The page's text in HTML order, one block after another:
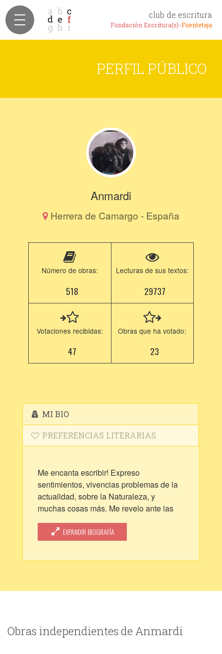
club de escritura
Fundación Escritura(s)-Fuentetaja
PERFIL PÚBLICO
Anmardi
Herrera de Camargo - España
Número de obras:
518
Lecturas de sus textos:
29737
Votaciones recibidas:
47
Obras que ha votado:
23
MI BIO
PREFERENCIAS LITERARIAS
Me encanta escribir! Expreso
sentimientos, vivencias problemas de la
actualidad, sobre la Naturaleza, y
muchas cosas más. Me revelo ante las
injusticias. Enemigo de la contaminación
descontrolada, de la falta de respeto y, de
la poca educación.
EXPANDIR BIOGRAFÍA
Obras independientes de Anmardi